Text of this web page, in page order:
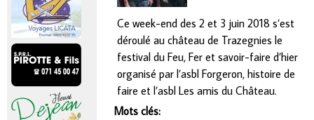
Ce week-end des 2 et 3 juin 2018 s’est
déroulé au château de Trazegnies le
festival du Feu, Fer et savoir-faire d’hier
organisé par l’asbl Forgeron, histoire de
faire et l’asbl Les amis du Château.
Mots clés:
a